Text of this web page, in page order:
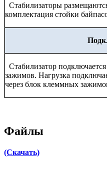
Стабилизаторы
комплектация стойки
Стабилизатор
зажимов. Нагрузка
через блок клеммных
Файлы
(Скачать)